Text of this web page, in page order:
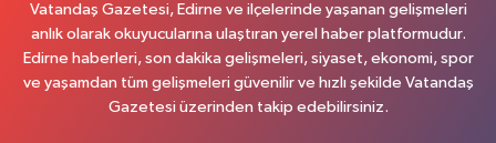
Vatandaş Gazetesi, Edirne ve ilçelerinde yaşanan gelişmeleri
anlık olarak okuyucularına ulaştıran yerel haber platformudur.
Edirne haberleri, son dakika gelişmeleri, siyaset, ekonomi, spor
ve yaşamdan tüm gelişmeleri güvenilir ve hızlı şekilde Vatandaş
Gazetesi üzerinden takip edebilirsiniz.